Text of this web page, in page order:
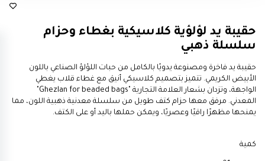
حقيبة يد لؤلؤية كلاسيكية بغطاء وحزام
سلسلة ذهبي
حقيبة يد فاخرة ومصنوعة يدويًا بالكامل من حبات اللؤلؤ الصناعي باللون
الأبيض الكريمي. تتميز بتصميم كلاسيكي أنيق مع غطاء قلاب يغطي
المعدني. مرفق معها حزام كتف طويل من سلسلة معدنية ذهبية اللون، مما
يمنحها مظهرًا راقيًا وعصريًا، ويمكن حملها باليد أو على الكتف.
كمية